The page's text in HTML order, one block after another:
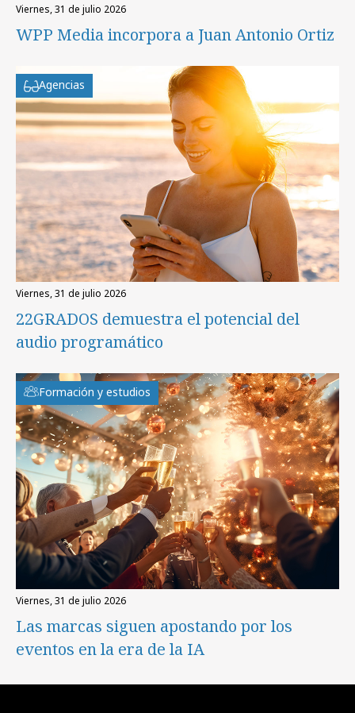
viernes, 31 de julio 2026
WPP Media incorpora a Juan Antonio Ortiz
Agencias
viernes, 31 de julio 2026
22GRADOS demuestra el potencial del
audio programático
Formación y estudios
viernes, 31 de julio 2026
Las marcas siguen apostando por los
eventos en la era de la IA